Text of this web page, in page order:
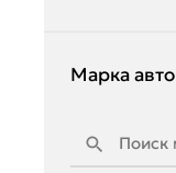
Марка авто